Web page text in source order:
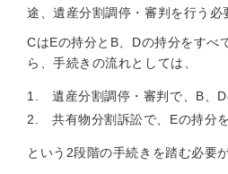
途、遺産分割調停・審判を行う必
CはEの持分とB、Dの持分をすべ
ら、手続きの流れとしては、
遺産分割調停・審判で、B、
共有物分割訴訟で、Eの持分
という2段階の手続きを踏む必要